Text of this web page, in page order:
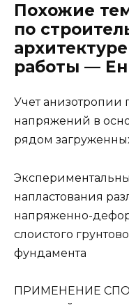
Похожие
по
работы —
Учет анизотропии
напряжений в
рядом
напластования
напряженно-
слоистого
фундамента
ПРИМЕНЕНИЕ